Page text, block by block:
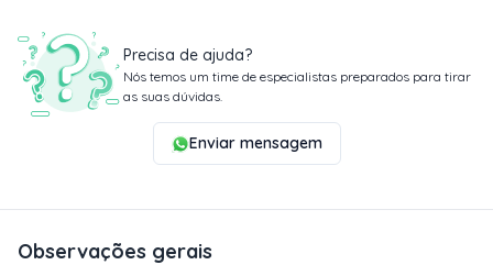
Precisa de ajuda?
Nós temos um time de especialistas preparados para tirar
as suas dúvidas.
Enviar mensagem
Observações gerais